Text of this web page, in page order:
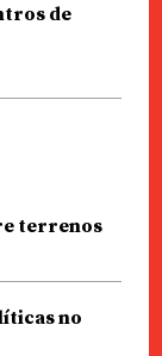
de
terrenos
no